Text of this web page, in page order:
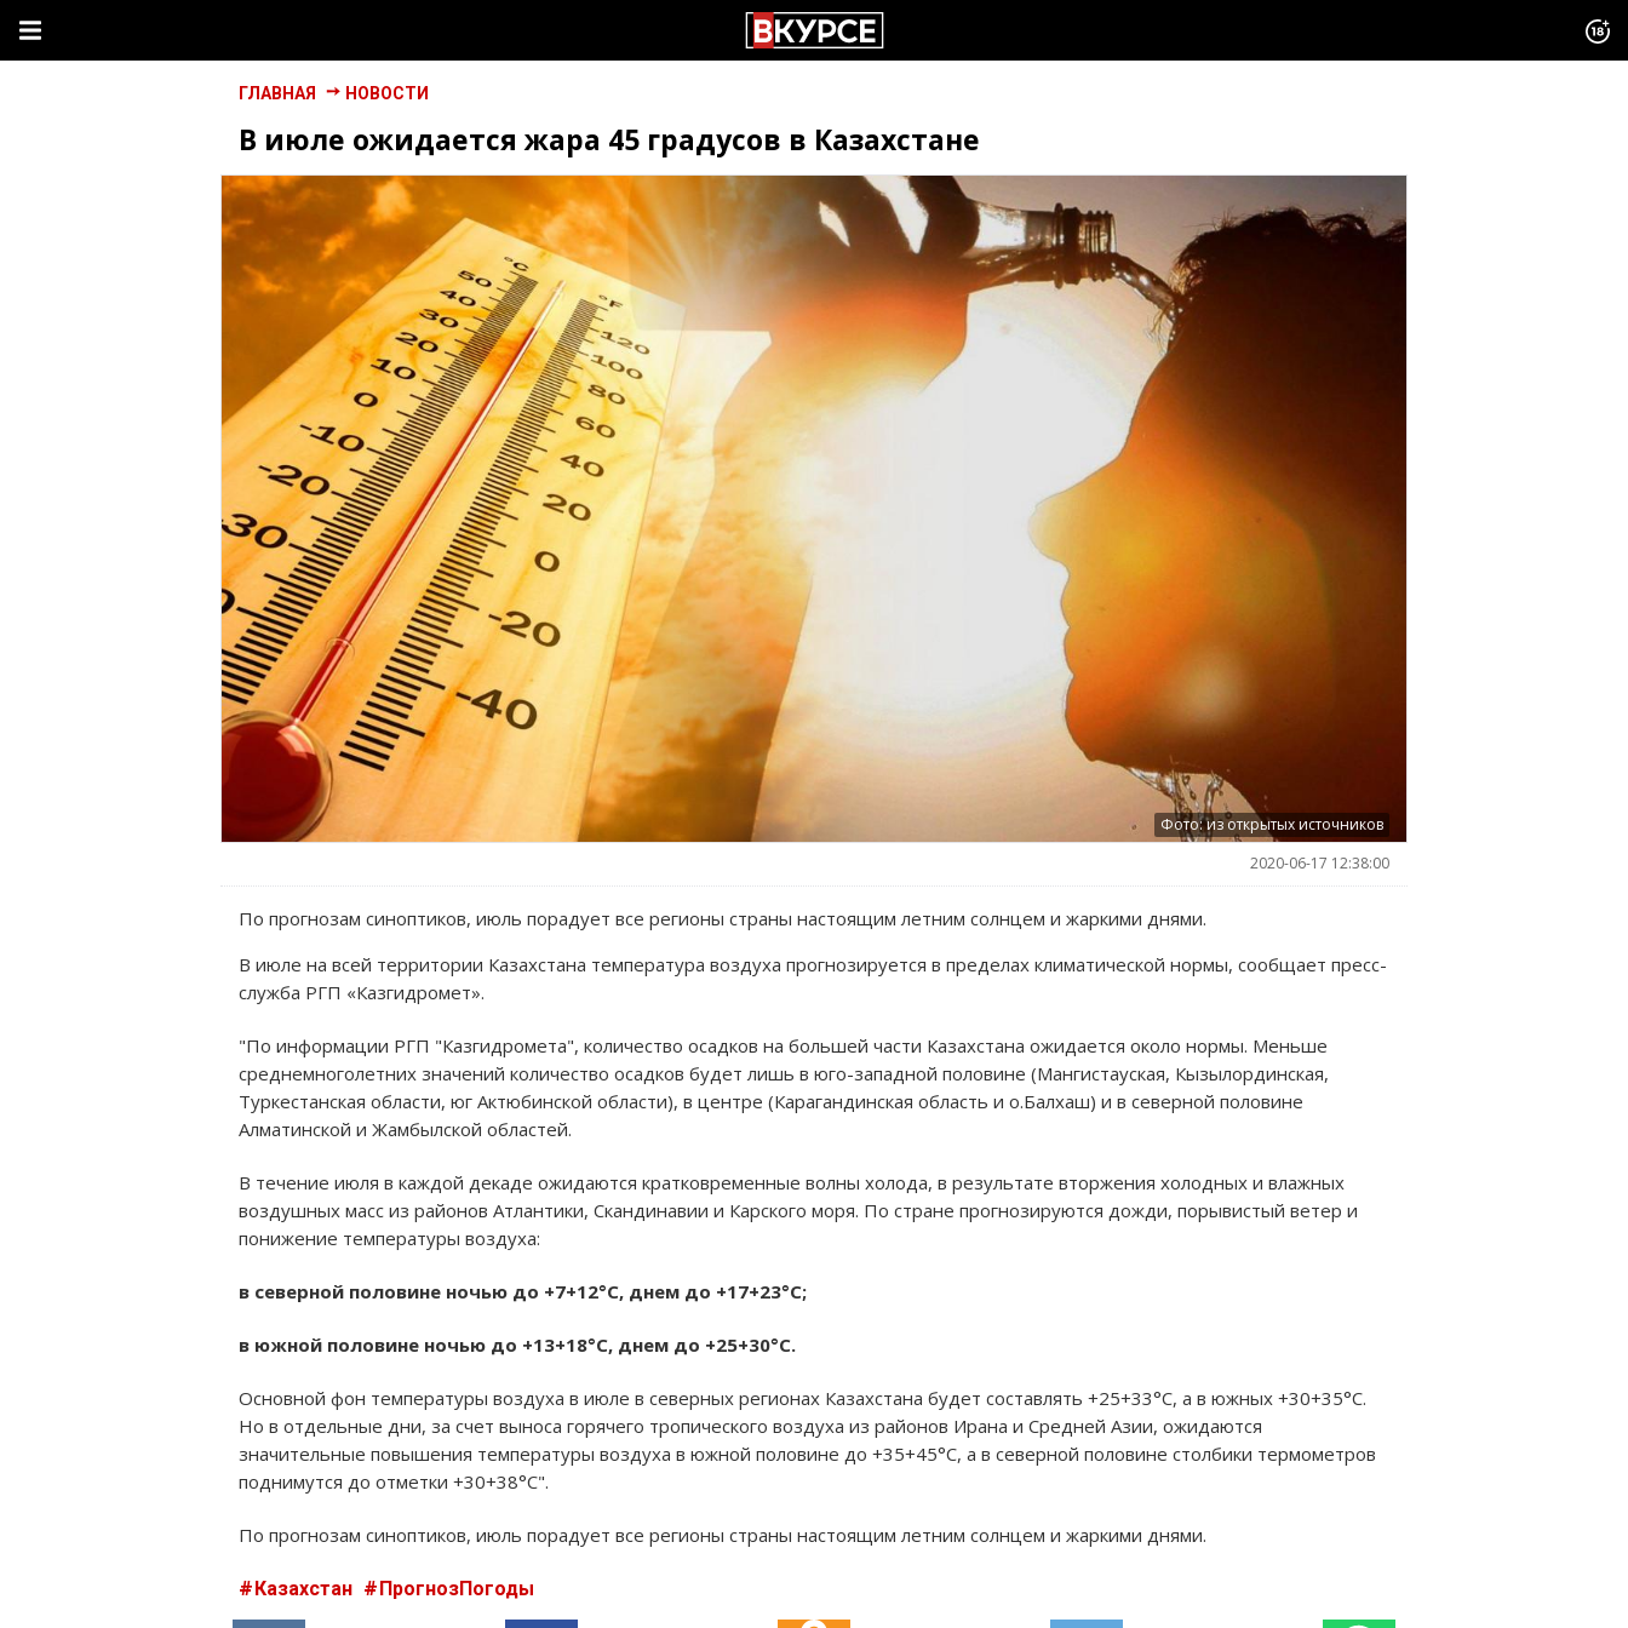
ГЛАВНАЯ НОВОСТИ
В июле ожидается жара 45 градусов в Казахстане
Фото: из открытых источников
2020-06-17 12:38:00
По прогнозам синоптиков, июль порадует все регионы страны настоящим летним солнцем и жаркими днями.
В июле на всей территории Казахстана температура воздуха прогнозируется в пределах климатической нормы, сообщает пресс-
служба РГП «Казгидромет».
"По информации РГП "Казгидромета", количество осадков на большей части Казахстана ожидается около нормы. Меньше
среднемноголетних значений количество осадков будет лишь в юго-западной половине (Мангистауская, Кызылординская,
Туркестанская области, юг Актюбинской области), в центре (Карагандинская область и о.Балхаш) и в северной половине
Алматинской и Жамбылской областей.
В течение июля в каждой декаде ожидаются кратковременные волны холода, в результате вторжения холодных и влажных
воздушных масс из районов Атлантики, Скандинавии и Карского моря. По стране прогнозируются дожди, порывистый ветер и
понижение температуры воздуха:
в северной половине ночью до +7+12°С, днем до +17+23°С;
в южной половине ночью до +13+18°С, днем до +25+30°С.
Основной фон температуры воздуха в июле в северных регионах Казахстана будет составлять +25+33°С, а в южных +30+35°С.
Но в отдельные дни, за счет выноса горячего тропического воздуха из районов Ирана и Средней Азии, ожидаются
значительные повышения температуры воздуха в южной половине до +35+45°С, а в северной половине столбики термометров
поднимутся до отметки +30+38°С".
По прогнозам синоптиков, июль порадует все регионы страны настоящим летним солнцем и жаркими днями.
Казахстан ПрогнозПогоды